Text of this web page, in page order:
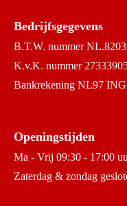
Bedrijfsgegevens
B.T.W. nummer
K.v.K. nummer
Bankrekening NL97
Openingstijden
Ma - Vrij 09:30 - 17:00
Zaterdag & zondag